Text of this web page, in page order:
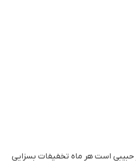
حبیبی است هر ماه تخفیفات بسزایی